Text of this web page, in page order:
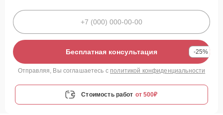
Бесплатная консультация -25%
Отправляя, Вы соглашаетесь с политикой конфиденциальности
Стоимость работ от 500₽